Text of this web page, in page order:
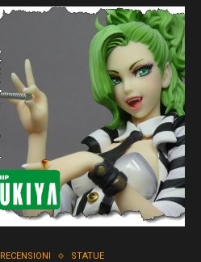
RECENSIONI STATUE